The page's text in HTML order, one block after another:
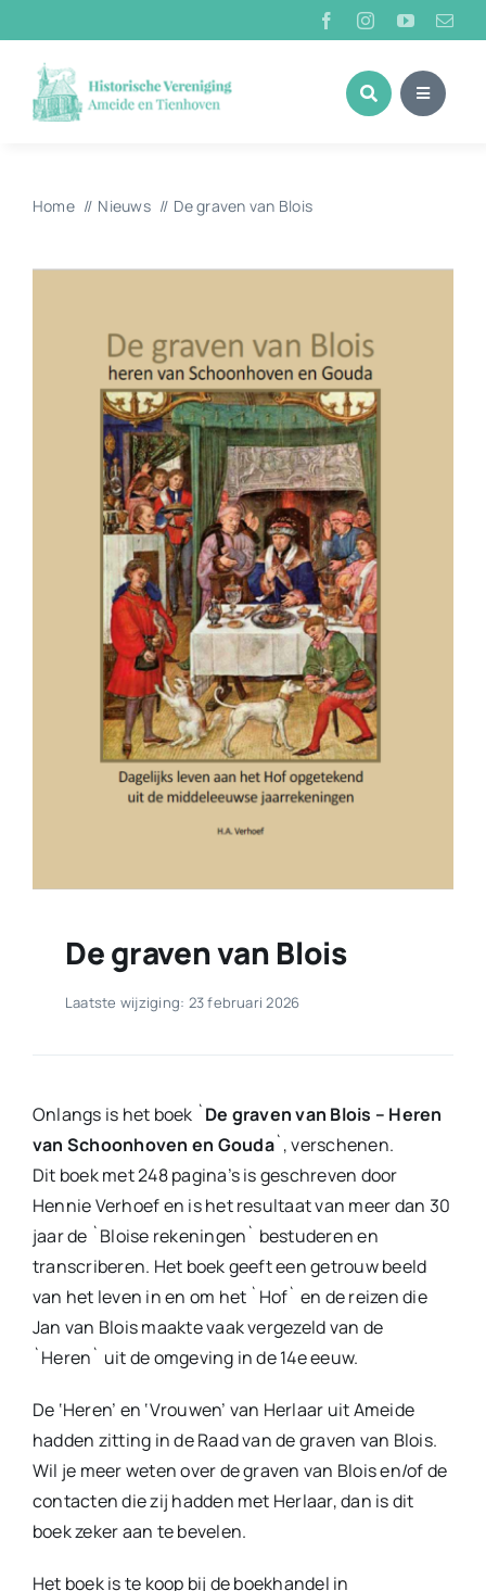
naar
inhoud
Home Nieuws De graven van Blois
De graven van Blois
Laatste wijziging: 23 februari 2026
Onlangs is het boek `De graven van Blois – Heren
van Schoonhoven en Gouda`, verschenen.
Dit boek met 248 pagina’s is geschreven door
Hennie Verhoef en is het resultaat van meer dan 30
jaar de `Bloise rekeningen` bestuderen en
transcriberen. Het boek geeft een getrouw beeld
van het leven in en om het `Hof` en de reizen die
Jan van Blois maakte vaak vergezeld van de
`Heren` uit de omgeving in de 14e eeuw.
De ‘Heren’ en ‘Vrouwen’ van Herlaar uit Ameide
hadden zitting in de Raad van de graven van Blois.
Wil je meer weten over de graven van Blois en/of de
contacten die zij hadden met Herlaar, dan is dit
boek zeker aan te bevelen.
Het boek is te koop bij de boekhandel in